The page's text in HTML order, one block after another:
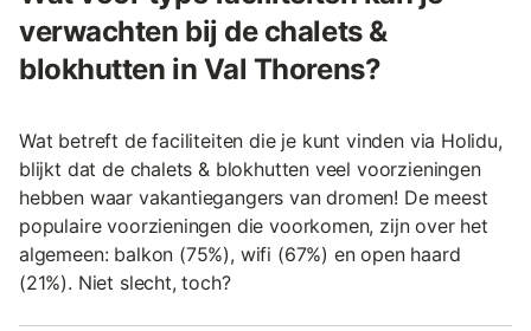
verwachten bij de chalets &
blokhutten in Val Thorens?
Wat betreft de faciliteiten die je kunt vinden via Holidu,
blijkt dat de chalets & blokhutten veel voorzieningen
hebben waar vakantiegangers van dromen! De meest
populaire voorzieningen die voorkomen, zijn over het
algemeen: balkon (75%), wifi (67%) en open haard
(21%). Niet slecht, toch?